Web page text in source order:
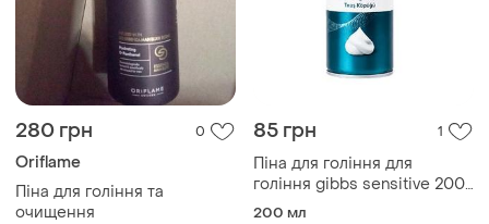
280 грн 0
Oriflame
Піна для гоління та
очищення
85 грн 1
Піна для гоління для
гоління gibbs sensitive 200
мл
200 мл